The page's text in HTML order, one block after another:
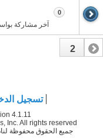
آخر مشاركة
0
1
2
تسجيل
4.1.11
Inc. All rights reserved
جميع الحقوق محفوظة لنادي علم